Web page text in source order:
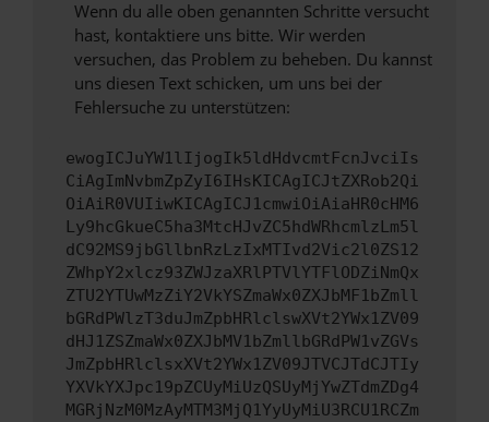
Wenn du alle oben genannten Schritte versucht
hast, kontaktiere uns bitte. Wir werden
versuchen, das Problem zu beheben. Du kannst
uns diesen Text schicken, um uns bei der
Fehlersuche zu unterstützen:
ewogICJuYW1lIjogIk5ldHdvcmtFcnJvciIs
CiAgImNvbmZpZyI6IHsKICAgICJtZXRob2Qi
OiAiR0VUIiwKICAgICJ1cmwiOiAiaHR0cHM6
Ly9hcGkueC5ha3MtcHJvZC5hdWRhcmlzLm5l
dC92MS9jbGllbnRzLzIxMTIvd2Vic2l0ZS12
ZWhpY2xlcz93ZWJzaXRlPTVlYTFlODZiNmQx
ZTU2YTUwMzZiY2VkYSZmaWx0ZXJbMF1bZmll
bGRdPWlzT3duJmZpbHRlclswXVt2YWx1ZV09
dHJ1ZSZmaWx0ZXJbMV1bZmllbGRdPW1vZGVs
JmZpbHRlclsxXVt2YWx1ZV09JTVCJTdCJTIy
YXVkYXJpc19pZCUyMiUzQSUyMjYwZTdmZDg4
MGRjNzM0MzAyMTM3MjQ1YyUyMiU3RCU1RCZm